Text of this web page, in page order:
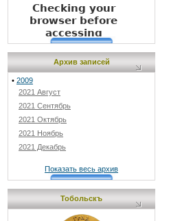
Архив записей
• 2009
2021 Август
2021 Сентябрь
2021 Октябрь
2021 Ноябрь
2021 Декабрь
Показать весь архив
Тобольскъ